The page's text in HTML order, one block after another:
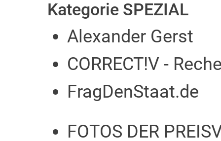
Kategorie SPEZIAL
Alexander Gerst
CORRECT!V -
FragDenStaat.de
FOTOS DER